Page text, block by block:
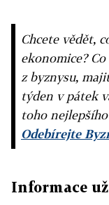
Chcete vědět,
ekonomice?
z byznysu,
týden v pátek
toho
Odebírejte
Informace